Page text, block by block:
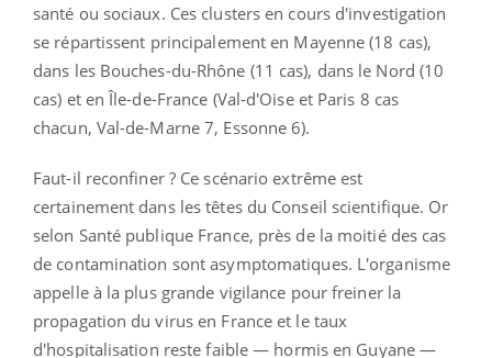
santé ou sociaux. Ces clusters en cours d'investigation
se répartissent principalement en Mayenne (18 cas),
dans les Bouches-du-Rhône (11 cas), dans le Nord (10
cas) et en Île-de-France (Val-d'Oise et Paris 8 cas
chacun, Val-de-Marne 7, Essonne 6).
Faut-il reconfiner ? Ce scénario extrême est
certainement dans les têtes du Conseil scientifique. Or
selon Santé publique France, près de la moitié des cas
de contamination sont asymptomatiques. L'organisme
appelle à la plus grande vigilance pour freiner la
propagation du virus en France et le taux
d'hospitalisation reste faible — hormis en Guyane —